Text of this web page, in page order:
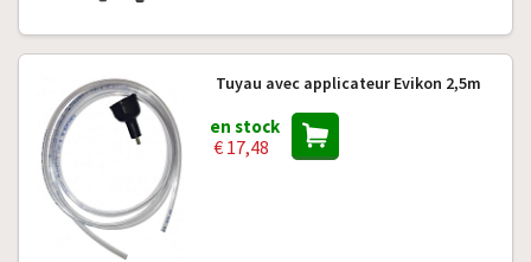
Tuyau avec applicateur Evikon 2,5m
en stock
€ 17,48